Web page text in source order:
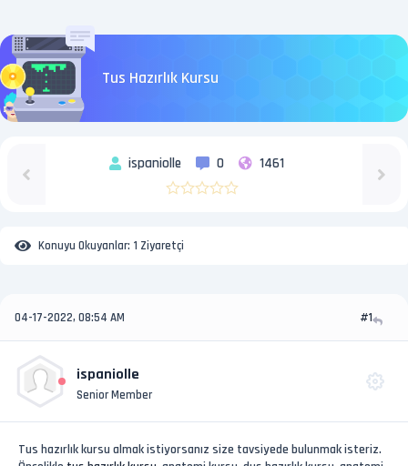
Tus Hazırlık Kursu
ispaniolle 0 1461
Konuyu Okuyanlar: 1 Ziyaretçi
04-17-2022, 08:54 AM #1
ispaniolle
Senior Member
Tus hazırlık kursu almak istiyorsanız size tavsiyede bulunmak isteriz.